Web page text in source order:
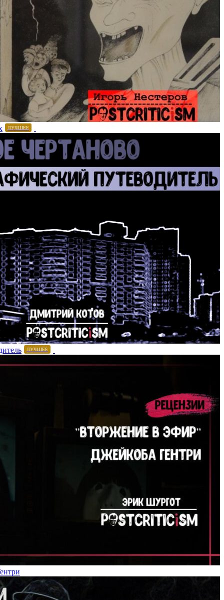
ЛУЧШЕЕ
ЛУЧШЕЕ